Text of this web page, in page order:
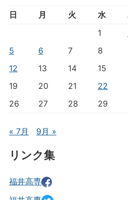
日 月 火 水
1
5
6 7 8
12
13 14 15
19
20 21 22
26
27 28 29
« 7月 9月 »
リンク集
福井高専